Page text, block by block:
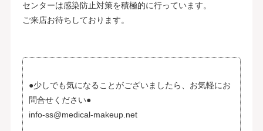
センターは感染防止対策を積極的に行っています。
ご来店お待ちしております。
●少しでも気になることがございましたら、お気軽にお
問合せください●
info-ss@medical-makeup.net